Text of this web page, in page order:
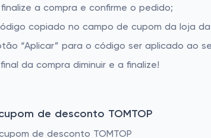
finalize a compra e confirme o pedido;
copiado no campo de cupom da loja da
“Aplicar” para o código ser aplicado ao
da compra diminuir e a finalize!
de desconto TOMTOP